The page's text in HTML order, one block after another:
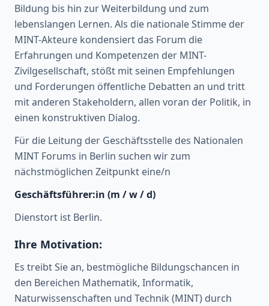
Bildung bis hin zur Weiterbildung und zum
lebenslangen Lernen. Als die nationale Stimme der
MINT-Akteure kondensiert das Forum die
Erfahrungen und Kompetenzen der MINT-
Zivilgesellschaft, stößt mit seinen Empfehlungen
und Forderungen öffentliche Debatten an und tritt
mit anderen Stakeholdern, allen voran der Politik, in
einen konstruktiven Dialog.
Für die Leitung der Geschäftsstelle des Nationalen
MINT Forums in Berlin suchen wir zum
nächstmöglichen Zeitpunkt eine/n
Geschäftsführer:in (m / w / d)
Dienstort ist Berlin.
Ihre Motivation:
Es treibt Sie an, bestmögliche Bildungschancen in
den Bereichen Mathematik, Informatik,
Naturwissenschaften und Technik (MINT) durch